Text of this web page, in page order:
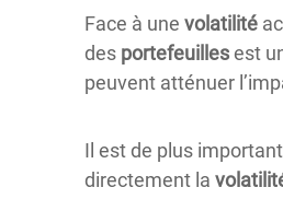
Face à une volatilité
des portefeuillesest
peuvent atténuer
Il est de plus
directement la